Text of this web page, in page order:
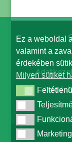
Ez a weboldal
valamint a
érdekében
Milyen sütiket
Feltétlenül
Funkcionális
Marketing sütik